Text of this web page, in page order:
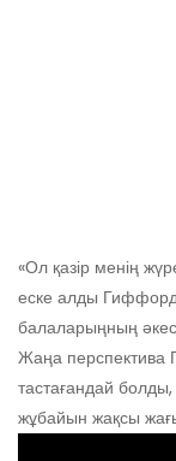
«Ол қазір менің
еске алды Гиффорд.
балаларыңның
Жаңа перспектива
тастағандай болды,
жұбайын жақсы